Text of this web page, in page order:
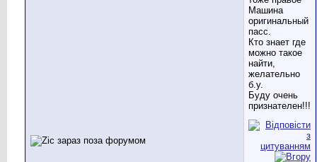
Машина
оригинальный
пасс.
Кто знает где
можно такое
найти,
желательно
б.у.
Буду очень
признателен!!!